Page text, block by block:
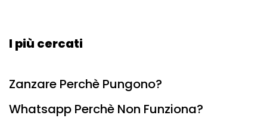
I più cercati
Zanzare Perchè Pungono?
Whatsapp Perchè Non Funziona?